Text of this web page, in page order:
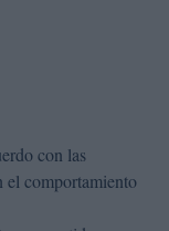
con las
el comportamiento